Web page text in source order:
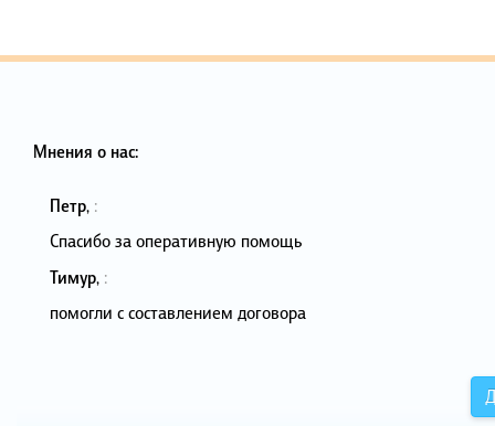
Мнения о нас:
Петр, :
Спасибо за оперативную помощь
Тимур, :
помогли с составлением договора